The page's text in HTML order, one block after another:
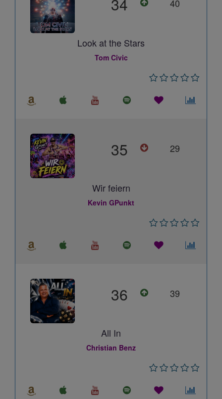
40
Look at the Stars
Tom Civic
35 29
Wir feiern
Kevin GPunkt
36 39
All In
Christian Benz